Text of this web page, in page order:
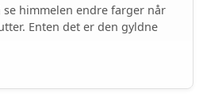
se himmelen endre farger når
Enten det er den gyldne